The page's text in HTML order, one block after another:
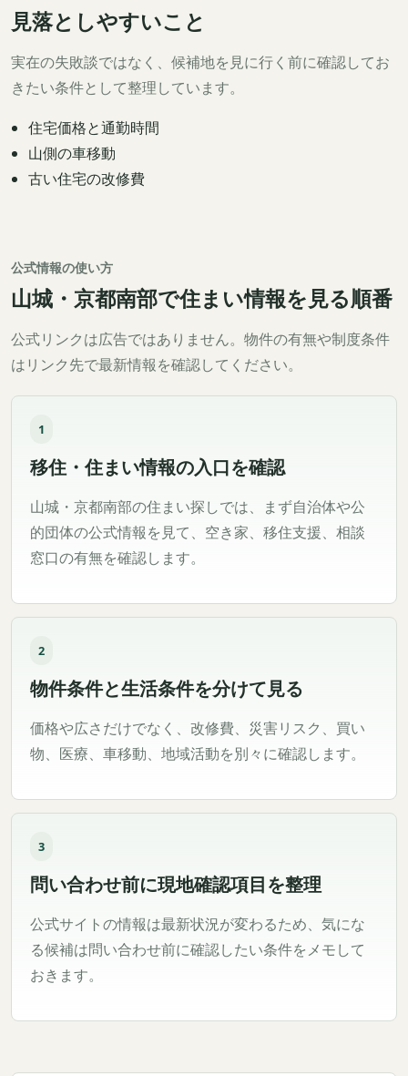
見落としやすいこと
実在の失敗談ではなく、候補地を見に行く前に確認してお
きたい条件として整理しています。
住宅価格と通勤時間
山側の車移動
古い住宅の改修費
公式情報の使い方
山城・京都南部で住まい情報を見る順番
公式リンクは広告ではありません。物件の有無や制度条件
はリンク先で最新情報を確認してください。
1
移住・住まい情報の入口を確認
山城・京都南部の住まい探しでは、まず自治体や公
的団体の公式情報を見て、空き家、移住支援、相談
窓口の有無を確認します。
2
物件条件と生活条件を分けて見る
価格や広さだけでなく、改修費、災害リスク、買い
物、医療、車移動、地域活動を別々に確認します。
3
問い合わせ前に現地確認項目を整理
公式サイトの情報は最新状況が変わるため、気にな
る候補は問い合わせ前に確認したい条件をメモして
おきます。